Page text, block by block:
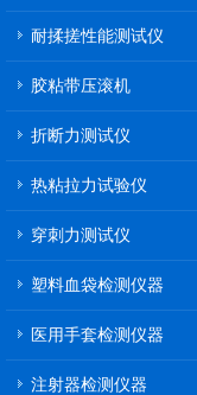
耐揉搓性能测试仪
胶粘带压滚机
折断力测试仪
热粘拉力试验仪
穿刺力测试仪
塑料血袋检测仪器
医用手套检测仪器
注射器检测仪器